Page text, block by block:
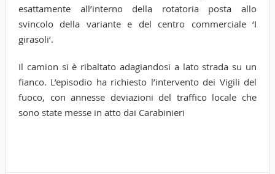
esattamente all’interno della rotatoria posta allo
svincolo della variante e del centro commerciale ‘I
girasoli’.
Il camion si è ribaltato adagiandosi a lato strada su un
fianco. L’episodio ha richiesto l’intervento dei Vigili del
fuoco, con annesse deviazioni del traffico locale che
sono state messe in atto dai Carabinieri